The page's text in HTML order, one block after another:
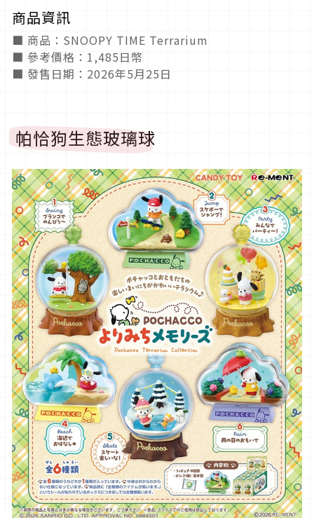
商品資訊
■ 商品：SNOOPY TIME Terrarium
■ 參考價格：1,485日幣
■ 發售日期：2026年5月25日
帕恰狗生態玻璃球